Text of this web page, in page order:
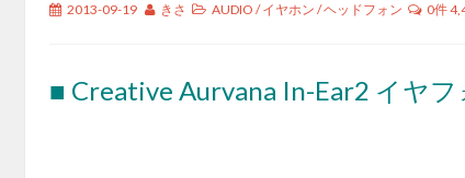
2013-09-19 きさ AUDIO /イヤホン /ヘッドフォン 0件
■ Creative Aurvana In-Ear2 イヤフ